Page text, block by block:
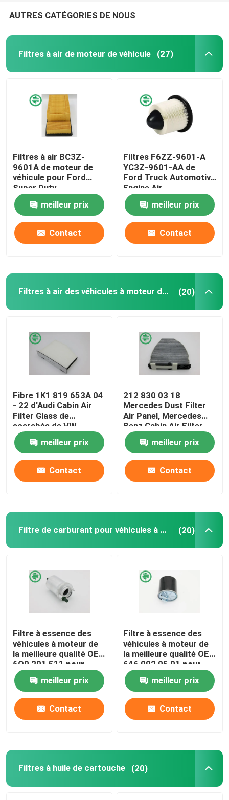
Maison
Vidéos
Visite d'usine
Contrôle de qualité
Contactez-nous
Nouvelles
AUTRES CATÉGORIES DE NOUS
Filtres à air de moteur de véhicule (27)
Filtres à air BC3Z-
9601A de moteur de
véhicule pour Ford
Super Duty
meilleur prix
Contact
Filtres F6ZZ-9601-A
YC3Z-9601-AA de
Ford Truck Automotive
Engine Air
meilleur prix
Contact
Filtres à air des véhicules à moteur de cabine (20)
Fibre 1K1 819 653A 04
- 22 d'Audi Cabin Air
Filter Glass de
scarabée de VW
meilleur prix
Contact
212 830 03 18
Mercedes Dust Filter
Air Panel, Mercedes
Benz Cabin Air Filter
meilleur prix
Contact
Filtre de carburant pour véhicules à moteur (20)
Filtre à essence des
véhicules à moteur de
la meilleure qualité OE :
6Q0 201 511 pour
Audi, VW (00-18),
SEAT
meilleur prix
Contact
Filtre à essence des
véhicules à moteur de
la meilleure qualité OE :
646 092 05 01 pour
MERCEDES-BENZ,
SMARTmeilleur prix
Contact
Filtres à huile de cartouche (20)